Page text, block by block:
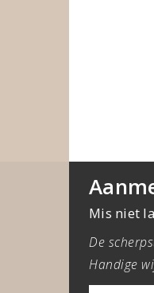
Mis niet
De
Handige